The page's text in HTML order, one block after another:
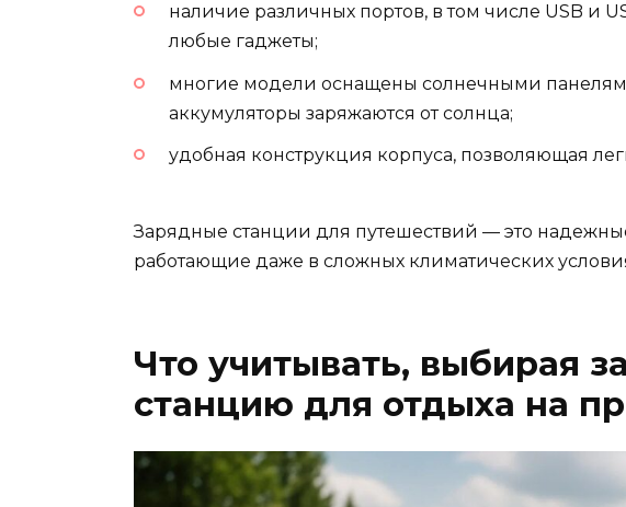
наличие различных портов, в том числе USB и
любые гаджеты;
многие модели оснащены солнечными
аккумуляторы заряжаются от солнца;
удобная конструкция корпуса, позволяющая
Зарядные станции для путешествий — это
работающие даже в сложных климатических
Что учитывать, выбирая
станцию для отдыха на